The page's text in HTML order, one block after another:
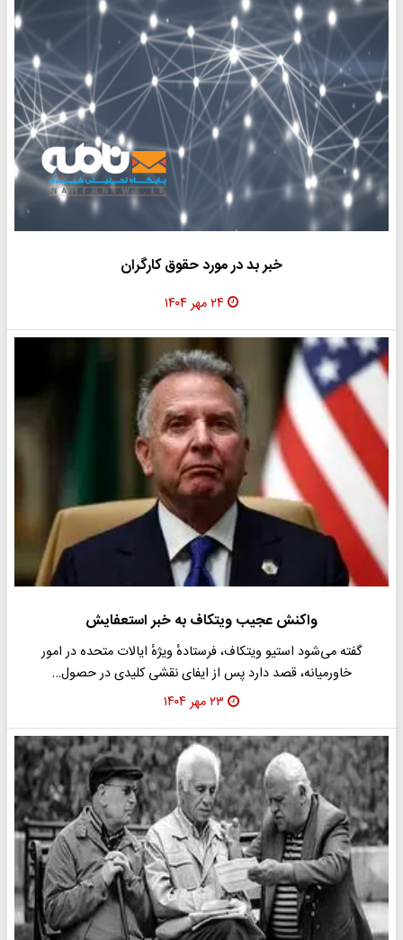
خبر بد در مورد حقوق کارگران
۲۴ مهر ۱۴۰۴
واکنش عجیب ویتکاف به خبر استعفایش
گفته می‌شود استیو ویتکاف، فرستادهٔ ویژهٔ ایالات متحده در امور
خاورمیانه، قصد دارد پس از ایفای نقشی کلیدی در حصول…
۲۳ مهر ۱۴۰۴